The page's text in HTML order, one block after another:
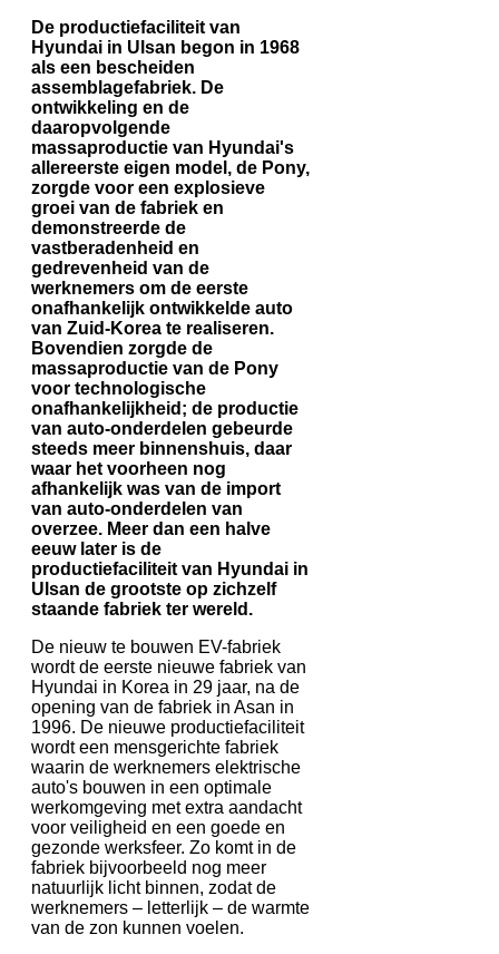
De productiefaciliteit van
Hyundai in Ulsan begon in 1968
als een bescheiden
assemblagefabriek. De
ontwikkeling en de
daaropvolgende
massaproductie van Hyundai's
allereerste eigen model, de Pony,
zorgde voor een explosieve
groei van de fabriek en
demonstreerde de
vastberadenheid en
gedrevenheid van de
werknemers om de eerste
onafhankelijk ontwikkelde auto
van Zuid-Korea te realiseren.
Bovendien zorgde de
massaproductie van de Pony
voor technologische
onafhankelijkheid; de productie
van auto-onderdelen gebeurde
steeds meer binnenshuis, daar
waar het voorheen nog
afhankelijk was van de import
van auto-onderdelen van
overzee. Meer dan een halve
eeuw later is de
productiefaciliteit van Hyundai in
Ulsan de grootste op zichzelf
staande fabriek ter wereld.
De nieuw te bouwen EV-fabriek
wordt de eerste nieuwe fabriek van
Hyundai in Korea in 29 jaar, na de
opening van de fabriek in Asan in
1996. De nieuwe productiefaciliteit
wordt een mensgerichte fabriek
waarin de werknemers elektrische
auto's bouwen in een optimale
werkomgeving met extra aandacht
voor veiligheid en een goede en
gezonde werksfeer. Zo komt in de
fabriek bijvoorbeeld nog meer
natuurlijk licht binnen, zodat de
werknemers – letterlijk – de warmte
van de zon kunnen voelen.